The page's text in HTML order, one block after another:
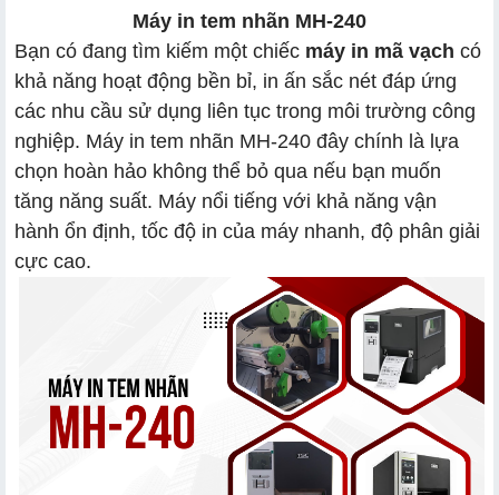
Máy in t​em nhãn MH-240
Bạn có đang tìm kiếm một chiếc máy in mã vạch có
khả năng hoạt động bền bỉ, in ấn sắc nét đáp ứng
các nhu cầu sử dụng liên tục trong môi trường công
nghiệp. Máy in t​em nhãn MH-240 đây chính là lựa
chọn hoàn hảo không thể bỏ qua nếu bạn muốn
tăng năng suất. Máy nổi tiếng với khả năng vận
hành ổn định, tốc độ in của máy nhanh, độ phân giải
cực cao.